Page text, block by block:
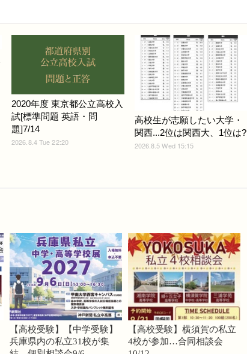
2020年度 東京都公立高校入
試[標準問題 英語・問
題]7/14
2026.8.4 Tue 22:20
高校生が志願したい大学・
関西...2位は関西大、1位は?
2026.8.5 Wed 15:15
【高校受験】【中学受験】
兵庫県内の私立31校が集
【高校受験】横須賀の私立
4校が参加…合同相談会